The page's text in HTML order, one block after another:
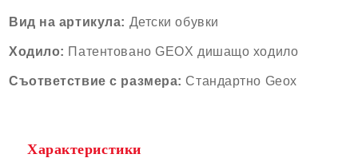
Вид на артикула: Детски обувки
Ходило: Патентовано GEOX дишащо ходило
Съответствие с размера: Стандартно Geox
Характеристики